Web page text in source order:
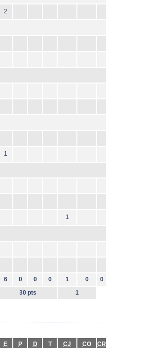
2
1
1
6 0 0 0 1 0
0
30 pts
1
E P D T CJ CO CR